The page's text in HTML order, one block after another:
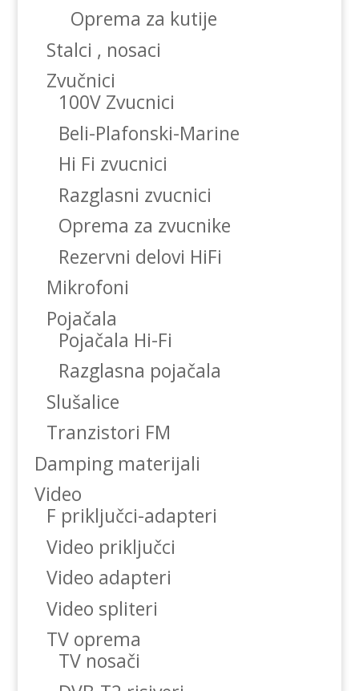
Oprema za kutije
Stalci , nosaci
Zvučnici
100V Zvucnici
Beli-Plafonski-Marine
Hi Fi zvucnici
Razglasni zvucnici
Oprema za zvucnike
Rezervni delovi HiFi
Mikrofoni
Pojačala
Pojačala Hi-Fi
Razglasna pojačala
Slušalice
Tranzistori FM
Damping materijali
Video
F priključci-adapteri
Video priključci
Video adapteri
Video spliteri
TV oprema
TV nosači